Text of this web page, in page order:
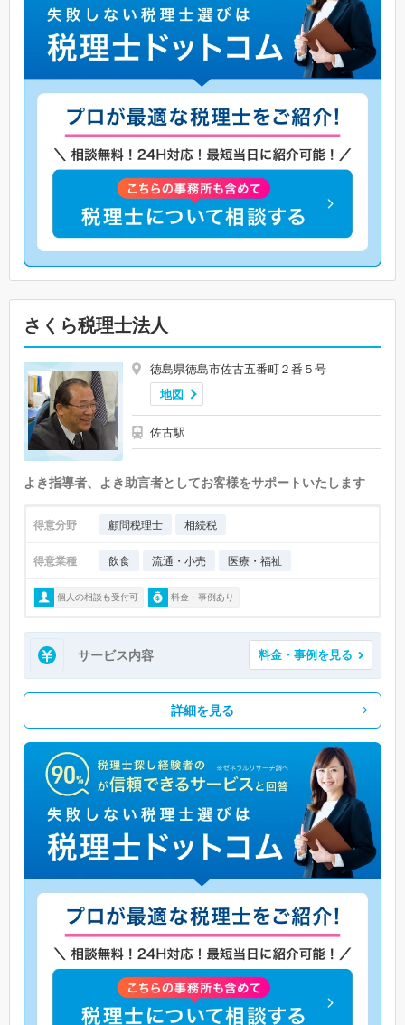
さくら税理士法人
徳島県徳島市佐古五番町２番５号
地図
佐古駅
よき指導者、よき助言者としてお客様をサポートいたします
得意分野 顧問税理士 相続税
得意業種 飲食 流通・小売 医療・福祉
個人の相談も受付可 料金・事例あり
サービス内容 料金・事例を見る
詳細を見る